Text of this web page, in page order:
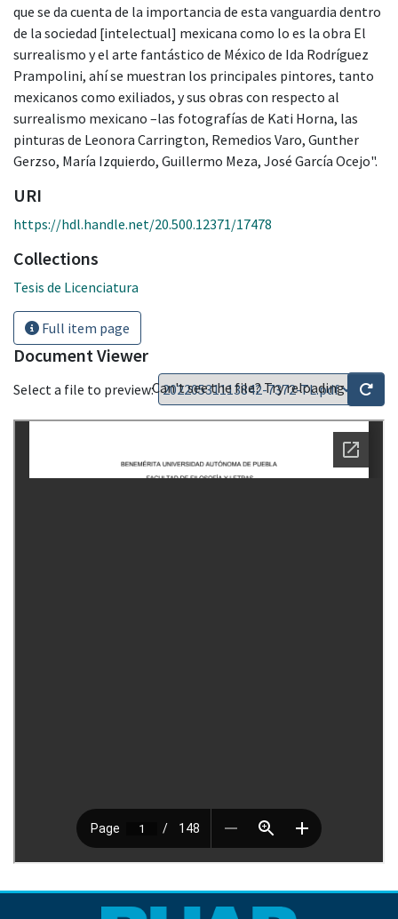
que se da cuenta de la importancia de esta vanguardia dentro
de la sociedad [intelectual] mexicana como lo es la obra El
surrealismo y el arte fantástico de México de Ida Rodríguez
Prampolini, ahí se muestran los principales pintores, tanto
mexicanos como exiliados, y sus obras con respecto al
surrealismo mexicano –las fotografías de Kati Horna, las
pinturas de Leonora Carrington, Remedios Varo, Gunther
Gerzso, María Izquierdo, Guillermo Meza, José García Ocejo".
URI
https://hdl.handle.net/20.500.12371/17478
Collections
Tesis de Licenciatura
Full item page
Document Viewer
Select a file to preview:Can't see the file? Try reloading